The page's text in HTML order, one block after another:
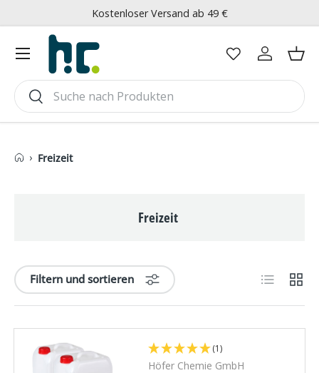
Direkt zum Inhalt
Kostenloser Versand ab 49 €
Suchen
Suchen
Einloggen
Menü
› Freizeit
Freizeit
Filtern und sortieren
(1)
Höfer Chemie GmbH